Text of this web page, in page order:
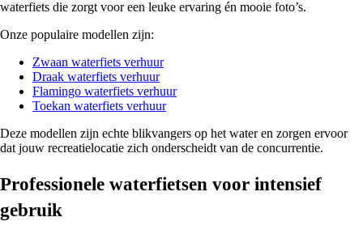
waterfiets die zorgt voor een leuke ervaring én mooie foto’s.
Onze populaire modellen zijn:
Zwaan waterfiets verhuur
Draak waterfiets verhuur
Flamingo waterfiets verhuur
Toekan waterfiets verhuur
Deze modellen zijn echte blikvangers op het water en zorgen ervoor
dat jouw recreatielocatie zich onderscheidt van de concurrentie.
Professionele waterfietsen voor intensief
gebruik